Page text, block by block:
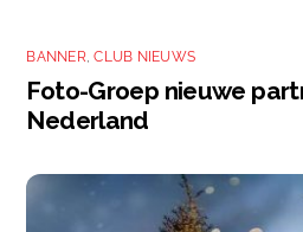
BANNER,CLUB NIEUWS
Foto-Groep nieuwe
Nederland